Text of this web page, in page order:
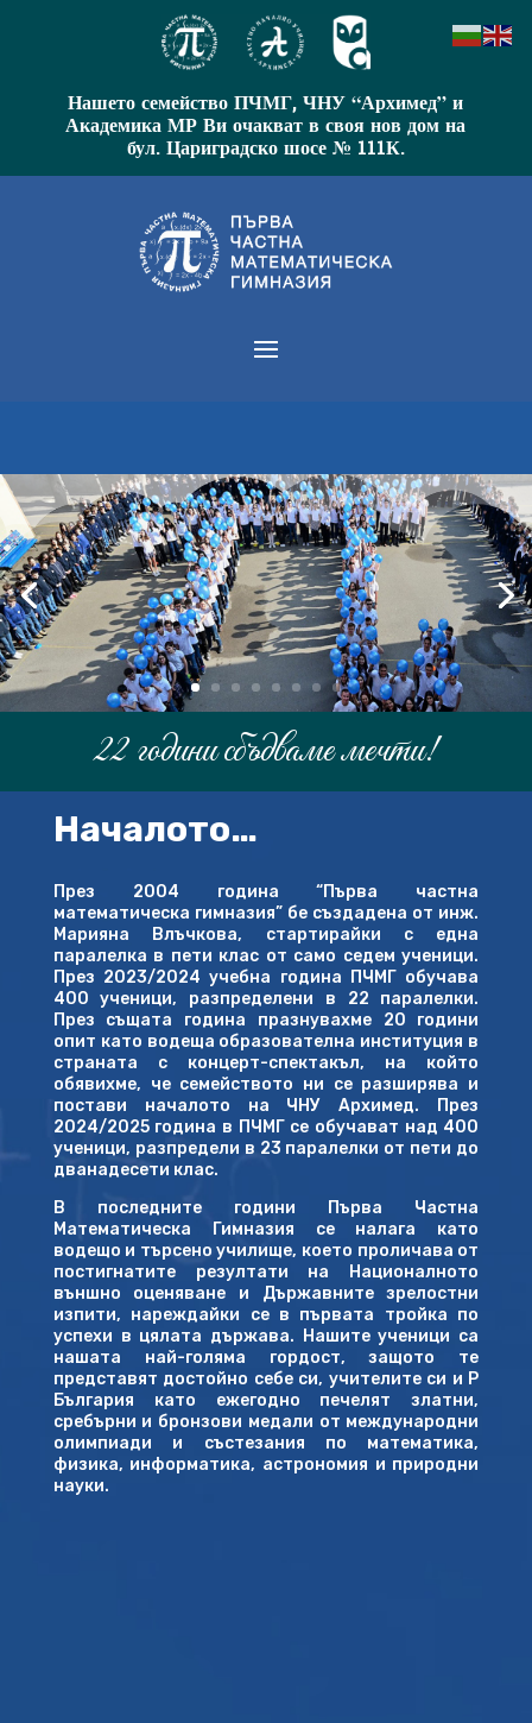
Нашето семейство ПЧМГ, ЧНУ “Архимед” и
Академика МР Ви очакват в своя нов дом на
бул. Цариградско шосе № 111К.
22 години сбъдваме мечти!
PlayerНачалото…
През 2004 година “Първа частна
математическа гимназия” бе създадена от инж.
Марияна Влъчкова, стартирайки с една
паралелка в пети клас от само седем ученици.
През 2023/2024 учебна година ПЧМГ обучава
400 ученици, разпределени в 22 паралелки.
През същата година празнувахме 20 години
опит като водеща образователна институция в
страната с концерт-спектакъл, на който
обявихме, че семейството ни се разширява и
постави началото на ЧНУ Архимед. През
2024/2025 година в ПЧМГ се обучават над 400
ученици, разпредели в 23 паралелки от пети до
дванадесети клас.
В последните години Първа Частна
Математическа Гимназия се налага като
водещо и търсено училище, което проличава от
постигнатите резултати на Националното
външно оценяване и Държавните зрелостни
изпити, нареждайки се в първата тройка по
успехи в цялата държава. Нашите ученици са
нашата най-голяма гордост, защото те
представят достойно себе си, учителите си и Р
България като ежегодно печелят златни,
сребърни и бронзови медали от международни
олимпиади и състезания по математика,
физика, информатика, астрономия и природни
науки.